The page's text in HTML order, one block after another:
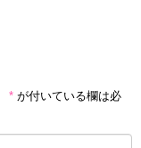
* が付いている欄は必